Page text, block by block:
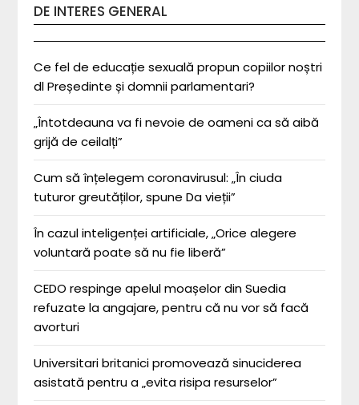
DE INTERES GENERAL
Ce fel de educație sexuală propun copiilor noștri
dl Președinte și domnii parlamentari?
„Întotdeauna va fi nevoie de oameni ca să aibă
grijă de ceilalți”
Cum să înțelegem coronavirusul: „În ciuda
tuturor greutăților, spune Da vieții”
În cazul inteligenței artificiale, „Orice alegere
voluntară poate să nu fie liberă”
CEDO respinge apelul moașelor din Suedia
refuzate la angajare, pentru că nu vor să facă
avorturi
Universitari britanici promovează sinuciderea
asistată pentru a „evita risipa resurselor”